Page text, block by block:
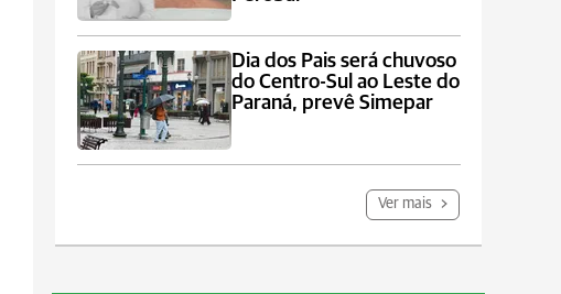
Dia dos Pais será chuvoso
do Centro-Sul ao Leste do
Paraná, prevê Simepar
Ver mais